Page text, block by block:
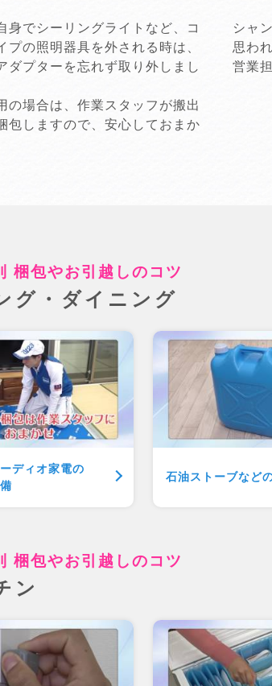
身でシーリングライトなど、コ
プの照明器具を外される時は、
ダプターを忘れず取り外しまし
の場合は、作業スタッフが搬出
包しますので、安心しておまか
シャ
思わ
営業
梱包やお引越しのコツ
グ・ダイニング
ディオ家電の
石油ストーブなど
梱包やお引越しのコツ
ン